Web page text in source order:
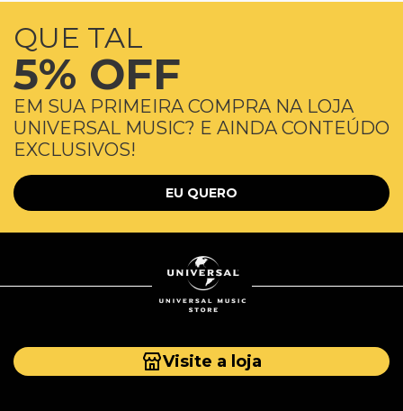
QUE TAL
5% OFF
EM SUA PRIMEIRA COMPRA NA LOJA
UNIVERSAL MUSIC? E AINDA CONTEÚDO
EXCLUSIVOS!
EU QUERO
Visite a loja